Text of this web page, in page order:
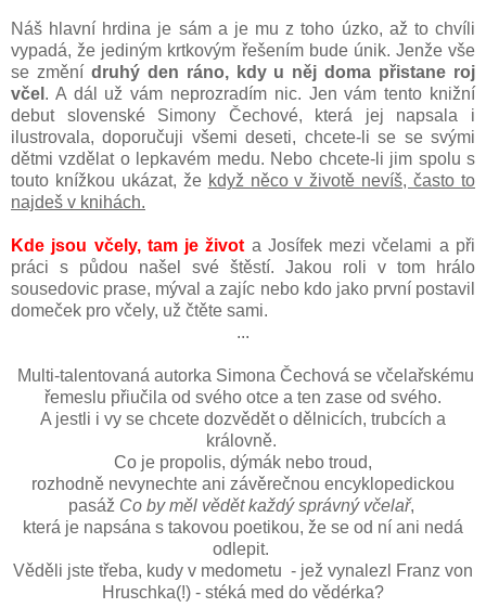
Náš hlavní hrdina je sám a je mu z toho úzko, až to chvíli
vypadá, že jediným krtkovým řešením bude únik. Jenže vše
se změní druhý den ráno, kdy u něj doma přistane roj
včel . A dál už vám neprozradím nic. Jen vám tento knižní
debut slovenské Simony Čechové, která jej napsala i
ilustrovala, doporučuji všemi deseti, chcete-li se se svými
dětmi vzdělat o lepkavém medu. Nebo chcete-li jim spolu s
touto knížkou ukázat, že když něco v životě nevíš, často to
najdeš v knihách.
Kde jsou včely, tam je život a Josífek mezi včelami a při
práci s půdou našel své štěstí. Jakou roli v tom hrálo
sousedovic prase, mýval a zajíc nebo kdo jako první postavil
domeček pro včely, už čtěte sami.
...
Multi-talentovaná autorka Simona Čechová se včelařskému
řemeslu přiučila od svého otce a ten zase od svého.
A jestli i vy se chcete dozvědět o dělnicích, trubcích a
královně.
Co je propolis, dýmák nebo troud,
rozhodně nevynechte ani závěrečnou encyklopedickou
pasáž Co by měl vědět každý správný včelař,
která je napsána s takovou poetikou, že se od ní ani nedá
odlepit.
Věděli jste třeba, kudy v medometu - jež vynalezl Franz von
Hruschka(!) - stéká med do vědérka?